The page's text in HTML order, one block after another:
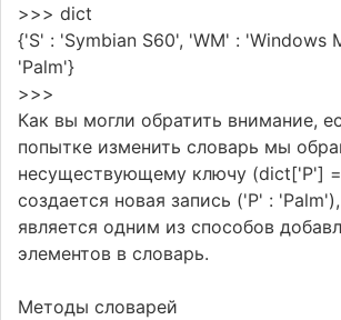
>>> dict
{'S' : 'Symbian S60', 'WM' : 'Windows
'Palm'}
>>>
Как вы могли обратить внимание,
попытке изменить словарь мы
несуществующему ключу (dict['P']
создается новая запись ('P' :
является одним из способов
элементов в словарь.
Методы словарей